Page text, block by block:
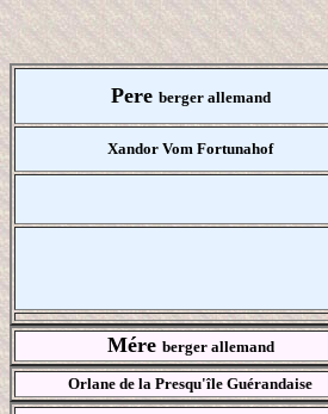
Pere berger allemand
Xandor Vom Fortunahof
Mére berger allemand
Orlane de la Presqu'île Guérandaise